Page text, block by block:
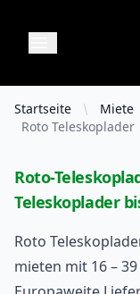
Startseite Miete
Roto Teleskoplader
Roto-
Teleskoplader
Roto
mieten mit 16 –